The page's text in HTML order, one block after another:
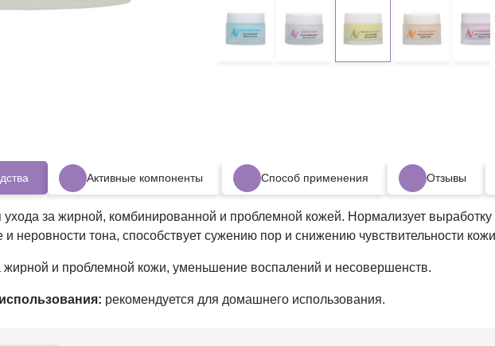
Активные компоненты Способ применения Отзывы
ухода за жирной, комбинированной и проблемной кожей. Нормализует
неровности тона, способствует сужению пор и снижению чувствительности
жирной и проблемной кожи, уменьшение воспалений и несовершенств.
рекомендуется для домашнего использования.